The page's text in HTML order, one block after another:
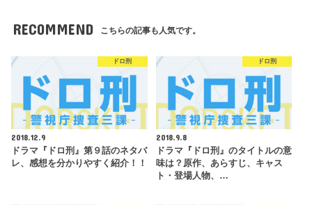
RECOMMEND こちらの記事も人気です。
ドロ刑
2018.12.9
ドラマ『ドロ刑』第９話のネタバ
レ、感想を分かりやすく紹介！！
ドロ刑
2018.9.8
ドラマ『ドロ刑』のタイトルの意
味は？原作、あらすじ、キャス
ト・登場人物、…